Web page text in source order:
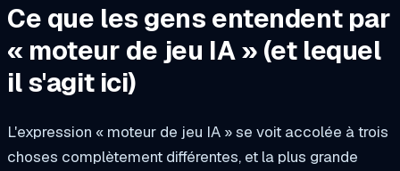
Ce que les gens entendent par
« moteur de jeu IA » (et lequel
il s'agit ici)
L'expression « moteur de jeu IA » se voit accolée à trois
choses complètement différentes, et la plus grande